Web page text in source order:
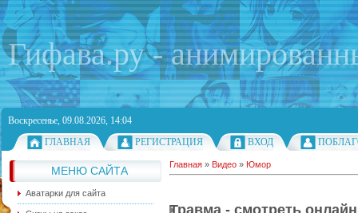
Гифава.ру -
Воскресенье, 09.08.2026, 14:04
ГЛАВНАЯ
РЕГИСТРАЦИЯ ВХОД
МЕНЮ САЙТА
Аватарки для сайта
Главная » Видео » Юмор
Травма - смотреть онлайн